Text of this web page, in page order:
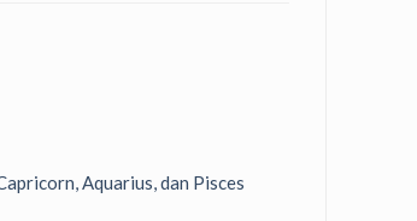
Aquarius, dan Pisces